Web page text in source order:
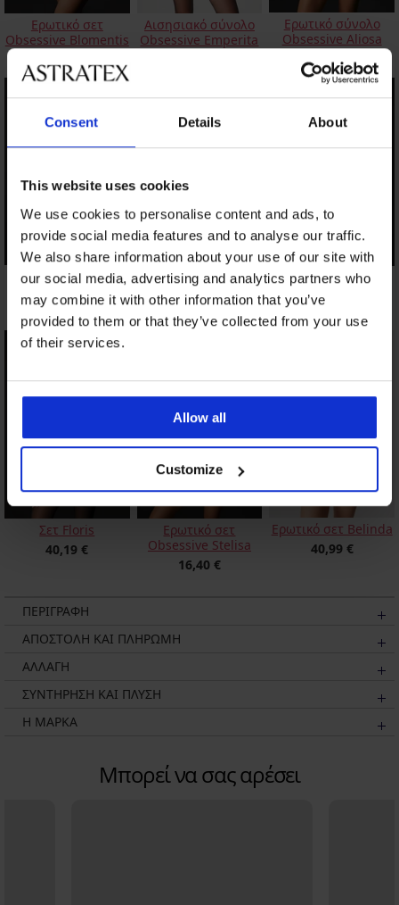
Consent Details About
This website uses cookies
We use cookies to personalise content and ads, to
provide social media features and to analyse our traffic.
We also share information about your use of our site with
our social media, advertising and analytics partners who
may combine it with other information that you’ve
provided to them or that they’ve collected from your use
of their services.
Allow all
Customize
Ερωτικό σετ
Obsessive Blomentis
Αισησιακό σύνολο
Obsessive Emperita
Ερωτικό σύνολο
Obsessive Aliosa
22,50 €
Ερωτικό σετ Aga
38,99 €
Τέλειο SET
Obsessive Shibu
37,09 €
Ερωτικό σετ
Resilque
Σετ Floris
40,19 €
Ερωτικό σετ
Obsessive Stelisa
16,40 €
Ερωτικό σετ Belinda
40,99 €
ΠΕΡΙΓΡΑΦΗ
ΑΠΟΣΤΟΛΗ ΚΑΙ ΠΛΗΡΩΜΗ
ΑΛΛΑΓΗ
ΣΥΝΤΗΡΗΣΗ ΚΑΙ ΠΛΥΣΗ
Η ΜΆΡΚΑ
Μπορεί να σας αρέσει